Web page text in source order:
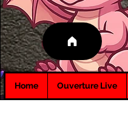
Home Ouverture Live